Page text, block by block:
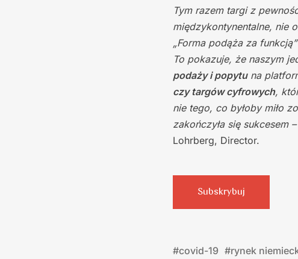
Tym razem targi z
międzykontynentalne, nie
„Forma podąża za
To pokazuje, że naszym
podaży i popytuna
czy targów cyfrowych,
nie tego, co byłoby miło
zakończyła się sukcesem –
Lohrberg, Director.
Subskrybuj
#covid-19 #rynek